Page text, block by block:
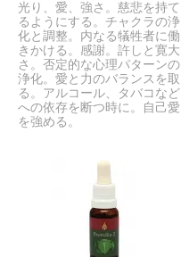
光り、愛、強さ。慈悲を持て
るようにする。チャクラの浄
化と調整。内なる犠牲者に働
きかける。感謝。許しと寛大
さ。否定的な心理パターンの
浄化。愛と力のバランスを取
る。アルコール、タバコなど
への依存を断つ時に。自己愛
を強める。